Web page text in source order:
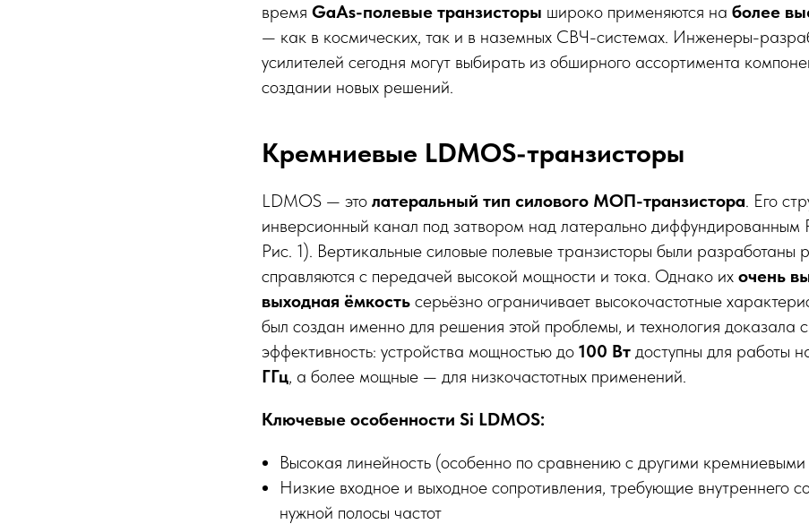
время GaAs-полевые транзисторы широко применяются на более
— как в космических, так и в наземных СВЧ-системах. Инженеры-
усилителей сегодня могут выбирать из обширного ассортимента
создании новых решений.
Кремниевые LDMOS-транзисторы
LDMOS — это латеральный тип силового МОП-транзистора. Его
инверсионный канал под затвором над латерально
Рис. 1). Вертикальные силовые полевые транзисторы были разработаны
справляются с передачей высокой мощности и тока. Однако их очень
выходная ёмкость серьёзно ограничивает высокочастотные
был создан именно для решения этой проблемы, и технология доказала
эффективность: устройства мощностью до 100 Вт доступны для работы
ГГц, а более мощные — для низкочастотных применений.
Ключевые особенности Si LDMOS:
Высокая линейность (особенно по сравнению с другими кремниевыми
Низкие входное и выходное сопротивления, требующие внутреннего
нужной полосы частот